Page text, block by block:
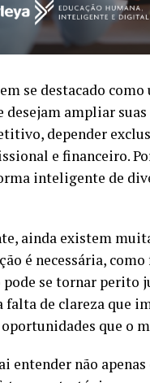
se destacado
desejam ampliar
depender
e financeiro.
inteligente de
ainda existem
é necessária,
se tornar perito
falta de clareza que
que o
entender não